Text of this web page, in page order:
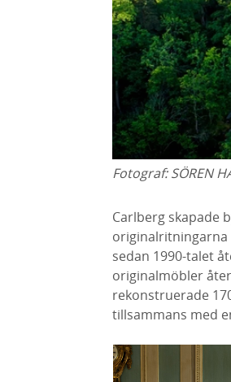
Fotograf:SÖREN
Carlberg skapade
sedan 1990-talet
originalmöbler
rekonstruerade
tillsammans med